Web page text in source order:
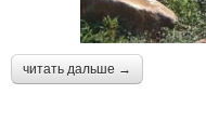
читать дальше →